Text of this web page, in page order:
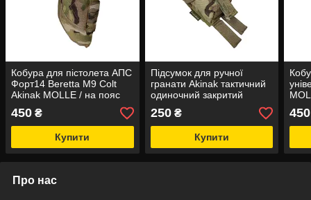
Кобура для пістолета АПС
Форт14 Beretta M9 Colt
Akinak MOLLE / на пояс
450 ₴
Купити
Підсумок для ручної
гранати Akinak тактичний
одиночний закритий
MOLLE
250₴
Купити
450
Про нас